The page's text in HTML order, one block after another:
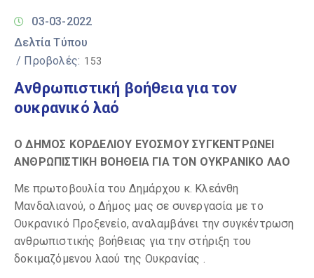
03-03-2022
Δελτία Τύπου
/ Προβολές: 153
Aνθρωπιστική βοήθεια για τον
ουκρανικό λαό
Ο ΔΗΜΟΣ ΚΟΡΔΕΛΙΟΥ ΕΥΟΣΜΟΥ ΣΥΓΚΕΝΤΡΩΝΕΙ
ΑΝΘΡΩΠΙΣΤΙΚΗ ΒΟΗΘΕΙΑ ΓΙΑ ΤΟΝ ΟΥΚΡΑΝΙΚΟ ΛΑΟ
Με πρωτοβουλία του Δημάρχου κ. Κλεάνθη
Μανδαλιανού, ο Δήμος μας σε συνεργασία με το
Ουκρανικό Προξενείο, αναλαμβάνει την συγκέντρωση
ανθρωπιστικής βοήθειας για την στήριξη του
δοκιμαζόμενου λαού της Ουκρανίας .